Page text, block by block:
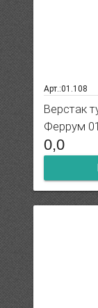
Арт.:01.108
Верстак
Феррум
0,0